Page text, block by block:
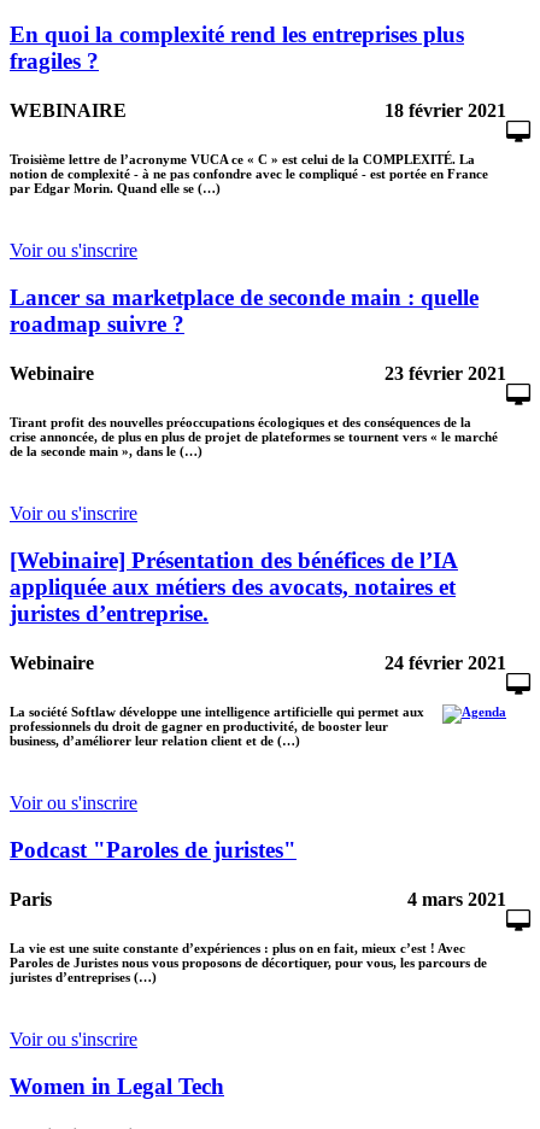
En quoi la complexité rend les entreprises plus
fragiles ?
WEBINAIRE 18 février 2021
Troisième lettre de l’acronyme VUCA ce « C » est celui de la COMPLEXITÉ. La
notion de complexité - à ne pas confondre avec le compliqué - est portée en France
par Edgar Morin. Quand elle se (…)
Voir ou s'inscrire
Lancer sa marketplace de seconde main : quelle
roadmap suivre ?
Webinaire 23 février 2021
Tirant profit des nouvelles préoccupations écologiques et des conséquences de la
crise annoncée, de plus en plus de projet de plateformes se tournent vers « le marché
de la seconde main », dans le (…)
Voir ou s'inscrire
[Webinaire] Présentation des bénéfices de l’IA
appliquée aux métiers des avocats, notaires et
juristes d’entreprise.
Webinaire 24 février 2021
La société Softlaw développe une intelligence artificielle qui permet aux
professionnels du droit de gagner en productivité, de booster leur
business, d’améliorer leur relation client et de (…)
Voir ou s'inscrire
Podcast "Paroles de juristes"
Paris 4 mars 2021
La vie est une suite constante d’expériences : plus on en fait, mieux c’est ! Avec
Paroles de Juristes nous vous proposons de décortiquer, pour vous, les parcours de
juristes d’entreprises (…)
Voir ou s'inscrire
Women in Legal Tech